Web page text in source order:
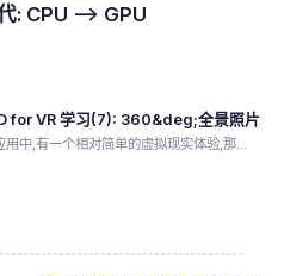
: CPU --> GPU
for VR 学习(7): 360&deg;全景照片
中,有一个相对简单的虚拟现实体验,那...